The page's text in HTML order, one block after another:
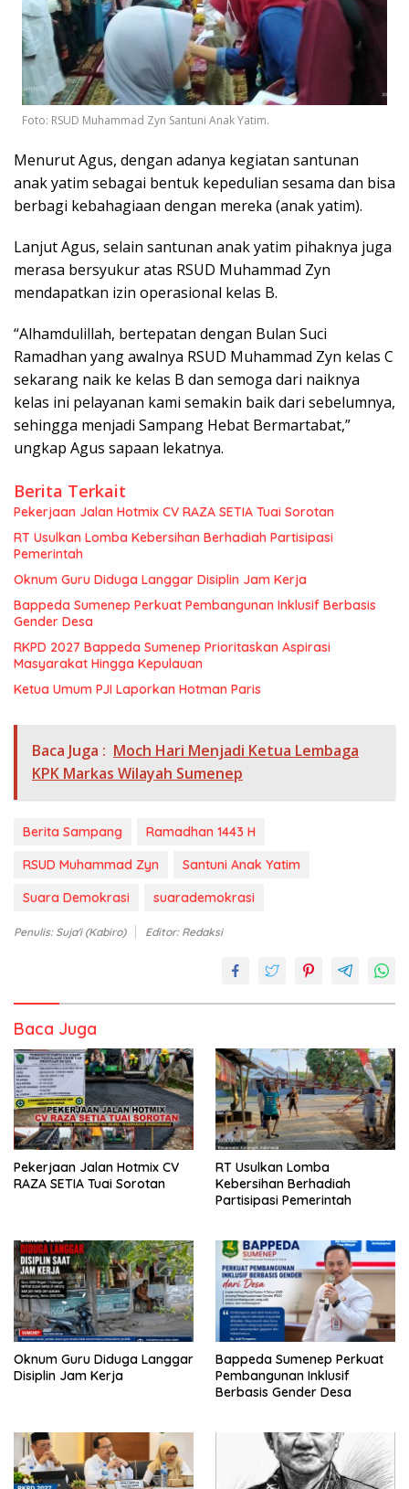
Foto: RSUD Muhammad Zyn Santuni Anak Yatim.
Menurut Agus, dengan adanya kegiatan santunan
anak yatim sebagai bentuk kepedulian sesama dan bisa
berbagi kebahagiaan dengan mereka (anak yatim).
Lanjut Agus, selain santunan anak yatim pihaknya juga
merasa bersyukur atas RSUD Muhammad Zyn
mendapatkan izin operasional kelas B.
“Alhamdulillah, bertepatan dengan Bulan Suci
Ramadhan yang awalnya RSUD Muhammad Zyn kelas C
sekarang naik ke kelas B dan semoga dari naiknya
kelas ini pelayanan kami semakin baik dari sebelumnya,
sehingga menjadi Sampang Hebat Bermartabat,”
ungkap Agus sapaan lekatnya.
Berita Terkait
Pekerjaan Jalan Hotmix CV RAZA SETIA Tuai Sorotan
RT Usulkan Lomba Kebersihan Berhadiah Partisipasi
Pemerintah
Oknum Guru Diduga Langgar Disiplin Jam Kerja
Bappeda Sumenep Perkuat Pembangunan Inklusif Berbasis
Gender Desa
RKPD 2027 Bappeda Sumenep Prioritaskan Aspirasi
Masyarakat Hingga Kepulauan
Ketua Umum PJI Laporkan Hotman Paris
Baca Juga : Moch Hari Menjadi Ketua Lembaga
KPK Markas Wilayah Sumenep
Berita Sampang
Ramadhan 1443 H
RSUD Muhammad Zyn
Santuni Anak Yatim
Suara Demokrasi
suarademokrasi
Penulis: Suja'i (Kabiro) Editor: Redaksi
Baca Juga
Pekerjaan Jalan Hotmix CV
RAZA SETIA Tuai Sorotan
RT Usulkan Lomba
Kebersihan Berhadiah
Partisipasi Pemerintah
Oknum Guru Diduga Langgar
Disiplin Jam Kerja
Bappeda Sumenep Perkuat
Pembangunan Inklusif
Berbasis Gender Desa